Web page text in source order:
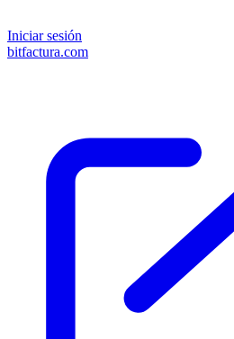
Iniciar sesión
bitfactura.com